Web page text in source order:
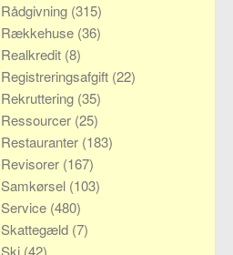
Rådgivning (315)
Rækkehuse (36)
Realkredit (8)
Registreringsafgift (22)
Rekruttering (35)
Ressourcer (25)
Restauranter (183)
Revisorer (167)
Samkørsel (103)
Service (480)
Skattegæld (7)
Ski (42)